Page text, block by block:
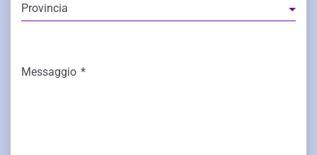
Provincia
Messaggio *